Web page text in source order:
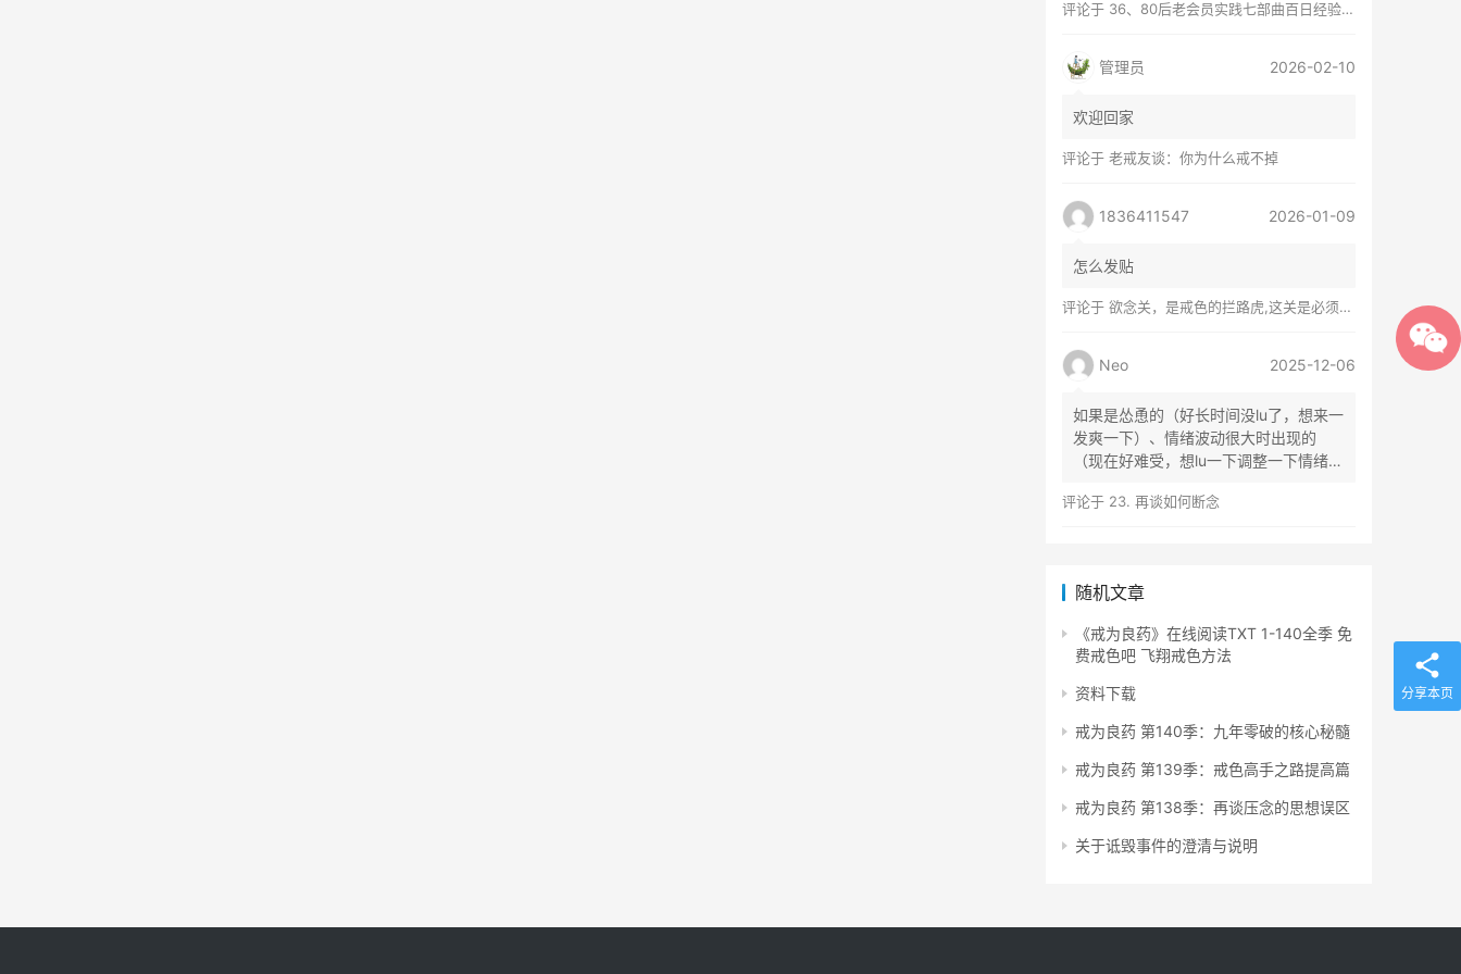
评论于 36、80后老会员实践七部曲百日经验谈兼苦口忠言
管理员 2026-02-10
欢迎回家
评论于 老戒友谈：你为什么戒不掉
1836411547 2026-01-09
怎么发贴
评论于 欲念关，是戒色的拦路虎,这关是必须过的
Neo 2025-12-06
如果是怂恿的（好长时间没lu了，想来一
发爽一下）、情绪波动很大时出现的
（现在好难受，想lu一下调整一下情绪）
评论于 23. 再谈如何断念
随机文章
《戒为良药》在线阅读TXT 1-140全季 免
费戒色吧 飞翔戒色方法
资料下载
戒为良药 第140季：九年零破的核心秘髓
戒为良药 第139季：戒色高手之路提高篇
戒为良药 第138季：再谈压念的思想误区
关于诋毁事件的澄清与说明
分享本页